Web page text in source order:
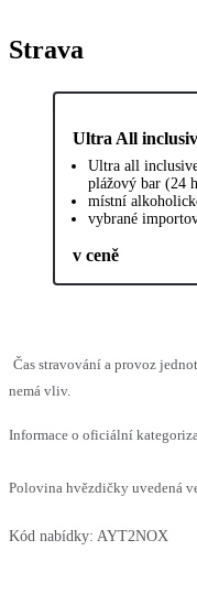
Strava
Ultra All
Ultra all
plážový bar (24
místní
vybrané
v ceně
Čas stravování a provoz
nemá vliv.
Informace o oficiální
Polovina hvězdičky uvedená
Kód nabídky: AYT2NOX